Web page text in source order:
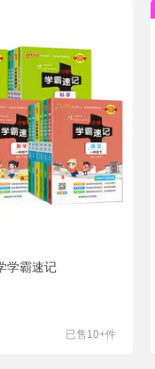
学霸速记
已售10+件